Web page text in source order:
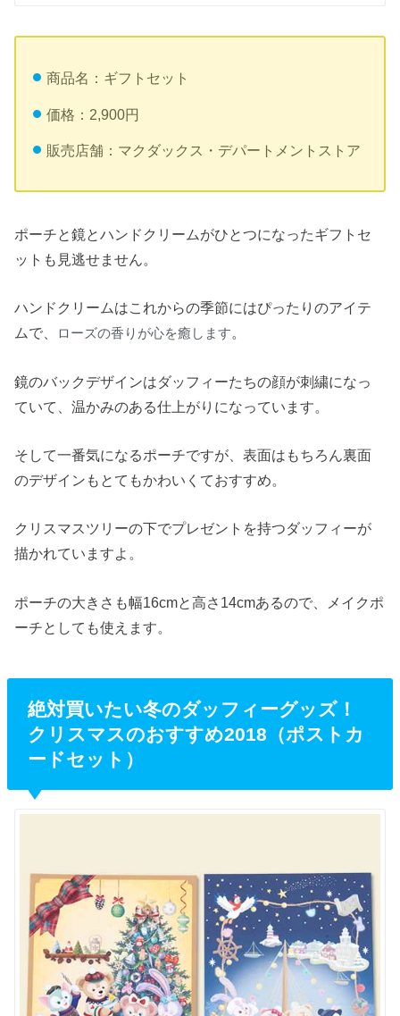
商品名：ギフトセット
価格：2,900円
販売店舗：マクダックス・デパートメントストア
ポーチと鏡とハンドクリームがひとつになったギフトセ
ットも見逃せません。
ハンドクリームはこれからの季節にはぴったりのアイテ
ムで、
ローズの香りが心を癒します。
鏡のバックデザインはダッフィーたちの顔が刺繍になっ
ていて、温かみのある仕上がりになっています。
そして一番気になるポーチですが、表面はもちろん裏面
のデザインもとてもかわいくておすすめ。
クリスマスツリーの下でプレゼントを持つダッフィーが
描かれていますよ。
ポーチの大きさも幅16cmと高さ14cmあるので、メイクポ
ーチとしても使えます。
絶対買いたい冬のダッフィーグッズ！
クリスマスのおすすめ2018（ポストカ
ードセット）